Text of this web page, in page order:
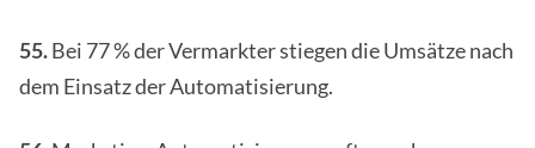
55.Bei 77 % der Vermarkter stiegen die Umsätze nach
dem Einsatz der Automatisierung.